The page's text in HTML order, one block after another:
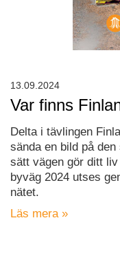
Var finns
Delta i tävlingen
sända en bild på
sätt vägen gör ditt
byväg 2024 utses
nätet.
Läs mera »
13.09.2024